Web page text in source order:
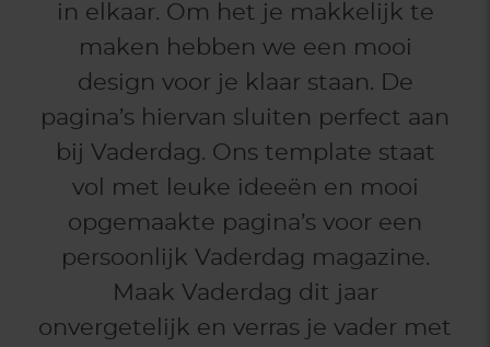
in elkaar. Om het je makkelijk te
maken hebben we een mooi
design voor je klaar staan. De
pagina’s hiervan sluiten perfect aan
bij Vaderdag. Ons template staat
vol met leuke ideeën en mooi
opgemaakte pagina’s voor een
persoonlijk Vaderdag magazine.
Maak Vaderdag dit jaar
onvergetelijk en verras je vader met